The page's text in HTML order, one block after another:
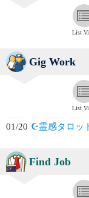
List
Gig Work
List
01/20 ☪️霊感タロッ
Find Job